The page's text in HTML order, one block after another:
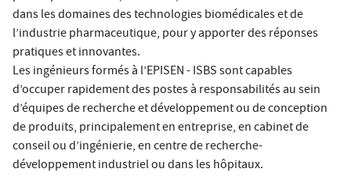
dans les domaines des technologies biomédicales et de
l’industrie pharmaceutique, pour y apporter des réponses
pratiques et innovantes.
Les ingénieurs formés à l’EPISEN - ISBS sont capables
d’occuper rapidement des postes à responsabilités au sein
d’équipes de recherche et développement ou de conception
de produits, principalement en entreprise, en cabinet de
conseil ou d’ingénierie, en centre de recherche-
développement industriel ou dans les hôpitaux.